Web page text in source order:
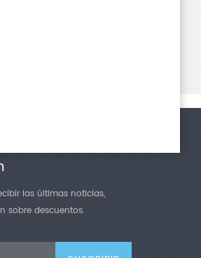
las últimas noticias,
sobre descuentos.